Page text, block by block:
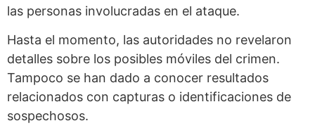
las personas involucradas en el ataque.
Hasta el momento, las autoridades no revelaron
detalles sobre los posibles móviles del crimen.
Tampoco se han dado a conocer resultados
relacionados con capturas o identificaciones de
sospechosos.